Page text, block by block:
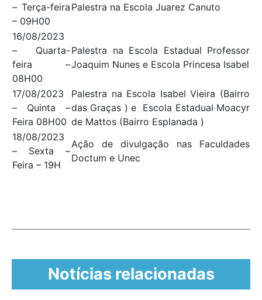
– Terça-feira
– 09H00
Palestra na Escola Juarez Canuto
16/08/2023
– Quarta-
feira –
08H00
Palestra na Escola Estadual Professor
Joaquim Nunes e Escola Princesa Isabel
17/08/2023
– Quinta –
Feira 08H00
Palestra na Escola Isabel Vieira (Bairro
das Graças ) e Escola Estadual Moacyr
de Mattos (Bairro Esplanada )
18/08/2023
– Sexta –
Feira – 19H
Ação de divulgação nas Faculdades
Doctum e Unec
Notícias relacionadas